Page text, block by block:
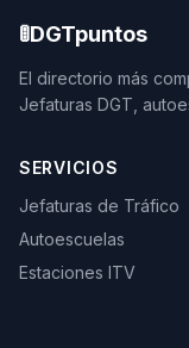
🚦DGTpuntos
El directorio más
Jefaturas DGT,
SERVICIOS
Jefaturas de Tráfico
Autoescuelas
Estaciones ITV